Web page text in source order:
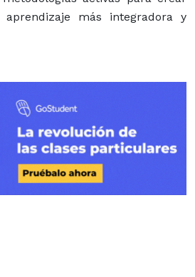
más integradora y